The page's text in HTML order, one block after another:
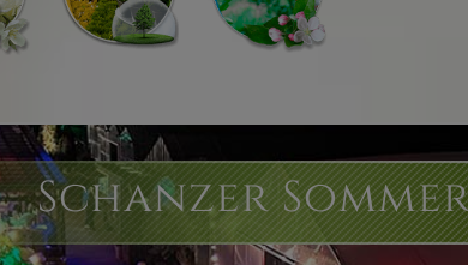
Schanzer